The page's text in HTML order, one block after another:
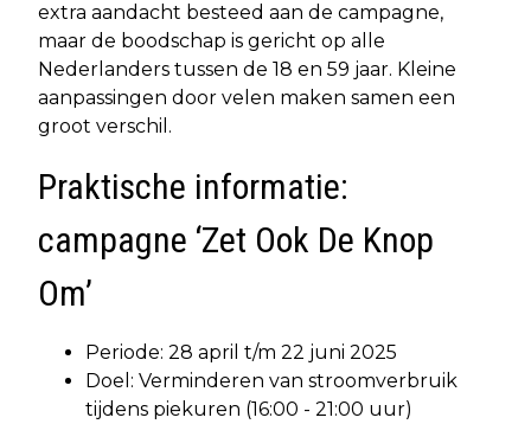
extra aandacht besteed aan de campagne,
maar de boodschap is gericht op alle
Nederlanders tussen de 18 en 59 jaar. Kleine
aanpassingen door velen maken samen een
groot verschil.
Praktische informatie:
campagne ‘Zet Ook De Knop
Om’
Periode: 28 april t/m 22 juni 2025
Doel: Verminderen van stroomverbruik
tijdens piekuren (16:00 - 21:00 uur)